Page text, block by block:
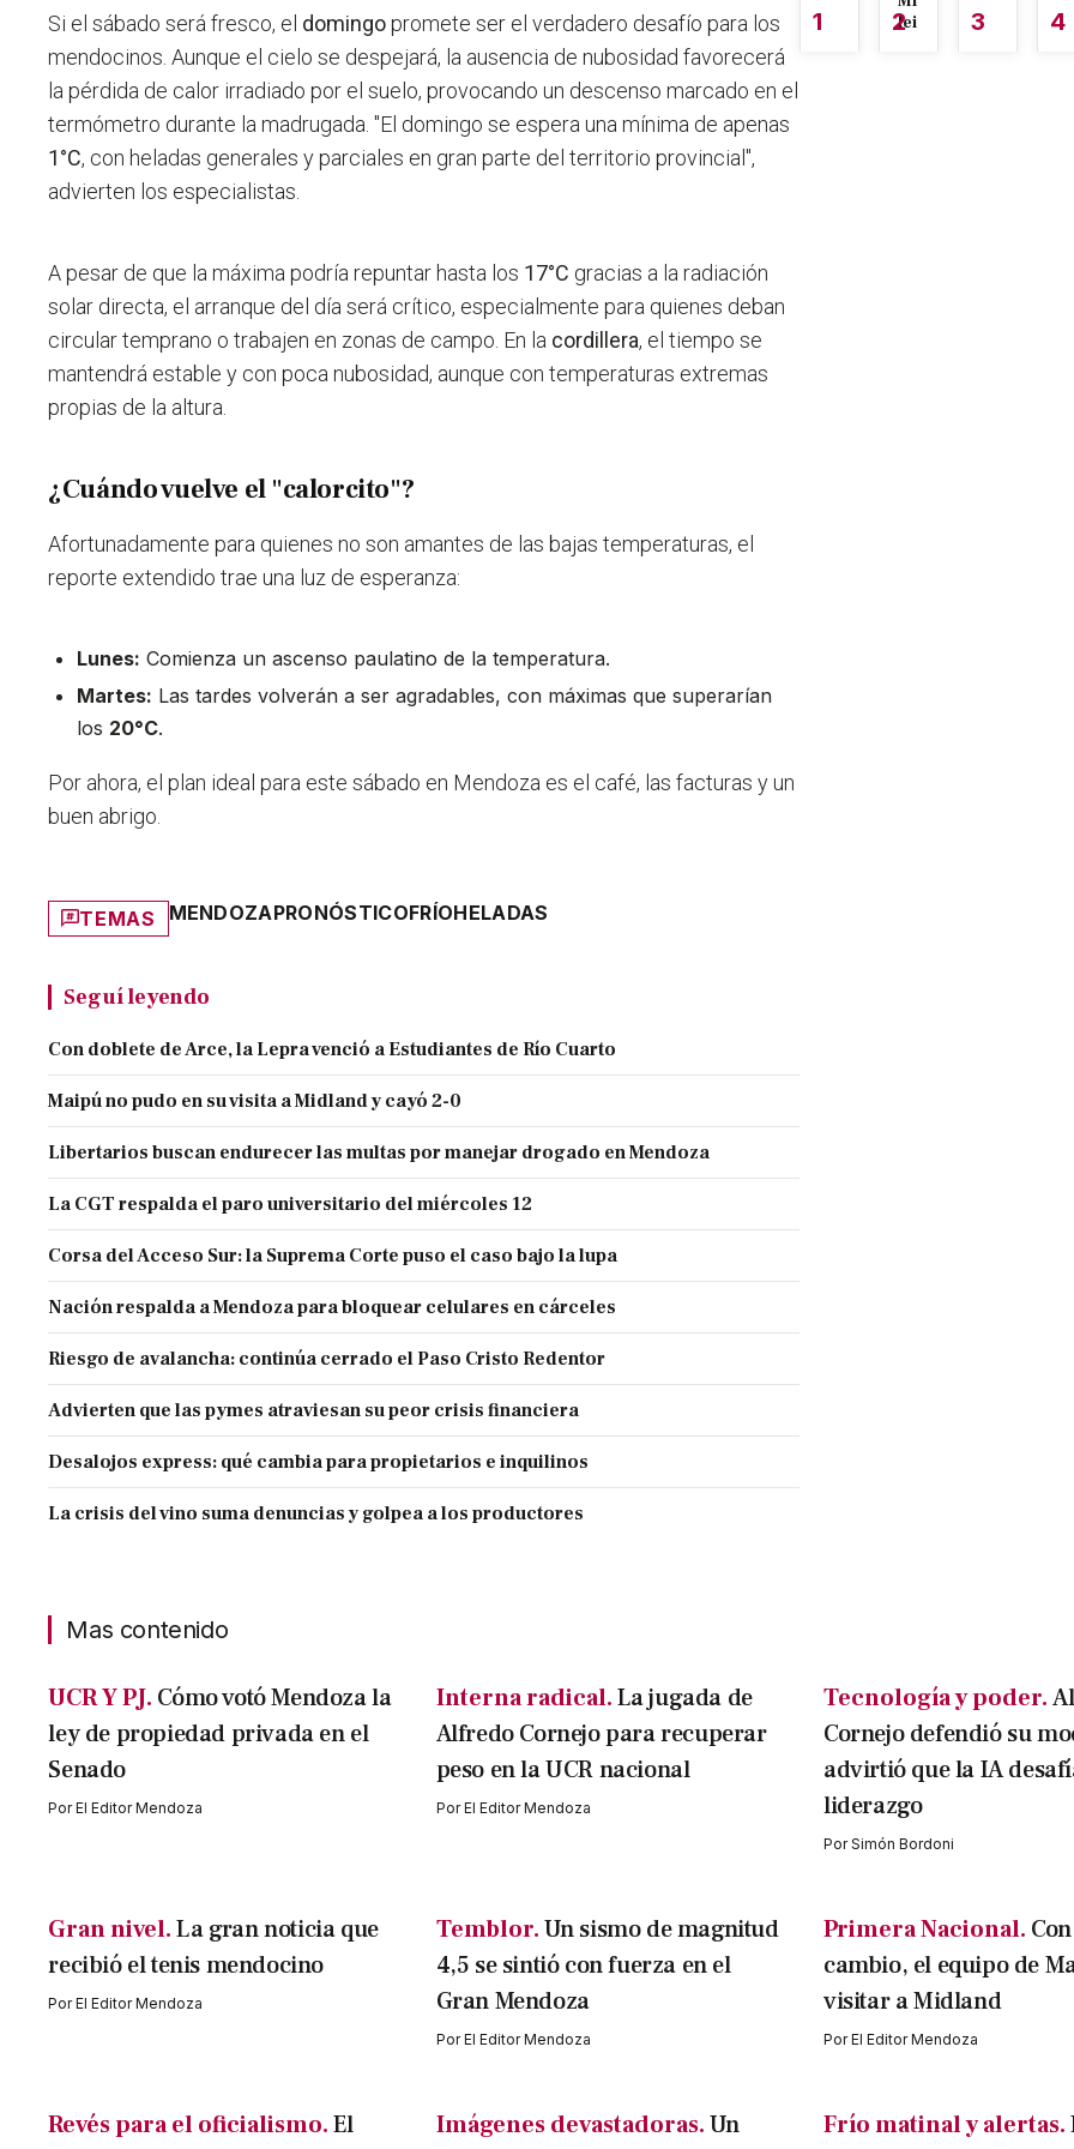
Si el sábado será fresco, el domingopromete ser el verdadero desafío para los
mendocinos. Aunque el cielo se despejará, la ausencia de nubosidad favorecerá
la pérdida de calor irradiado por el suelo, provocando un descenso marcado en el
termómetro durante la madrugada. "El domingo se espera una mínima de apenas
1°C, con heladas generales y parciales en gran parte del territorio provincial",
advierten los especialistas.
A pesar de que la máxima podría repuntar hasta los 17°C gracias a la radiación
solar directa, el arranque del día será crítico, especialmente para quienes deban
circular temprano o trabajen en zonas de campo. En la cordillera, el tiempo se
mantendrá estable y con poca nubosidad, aunque con temperaturas extremas
propias de la altura.
¿Cuándo vuelve el "calorcito"?
Afortunadamente para quienes no son amantes de las bajas temperaturas, el
reporte extendido trae una luz de esperanza:
Lunes: Comienza un ascenso paulatino de la temperatura.
Martes: Las tardes volverán a ser agradables, con máximas que superarían
los 20°C.
Por ahora, el plan ideal para este sábado en Mendoza es el café, las facturas y un
buen abrigo.
TEMAS MENDOZAPRONÓSTICOFRÍOHELADAS
Seguí leyendo
Con doblete de Arce, la Lepra venció a Estudiantes de Río Cuarto
Maipú no pudo en su visita a Midland y cayó 2-0
Libertarios buscan endurecer las multas por manejar drogado en Mendoza
La CGT respalda el paro universitario del miércoles 12
Corsa del Acceso Sur: la Suprema Corte puso el caso bajo la lupa
Nación respalda a Mendoza para bloquear celulares en cárceles
Riesgo de avalancha: continúa cerrado el Paso Cristo Redentor
Advierten que las pymes atraviesan su peor crisis financiera
Desalojos express: qué cambia para propietarios e inquilinos
La crisis del vino suma denuncias y golpea a los productores
1
lei
2 3 4
Mas contenido
UCR Y PJ. Cómo votó Mendoza la
ley de propiedad privada en el
Senado
PorEl Editor Mendoza
Interna radical.La jugada de
Alfredo Cornejo para recuperar
peso en la UCR nacional
PorEl Editor Mendoza
Tecnología y poder.
Cornejo defendió su
advirtió que la IA
liderazgo
PorSimón Bordoni
Gran nivel. La gran noticia que
recibió el tenis mendocino
PorEl Editor Mendoza
Temblor.Un sismo de magnitud
4,5 se sintió con fuerza en el
Gran Mendoza
PorEl Editor Mendoza
Primera Nacional.
cambio, el equipo de
visitar a Midland
PorEl Editor Mendoza
Revés para el oficialismo. El
Imágenes devastadoras.Un
Frío matinal y alertas.